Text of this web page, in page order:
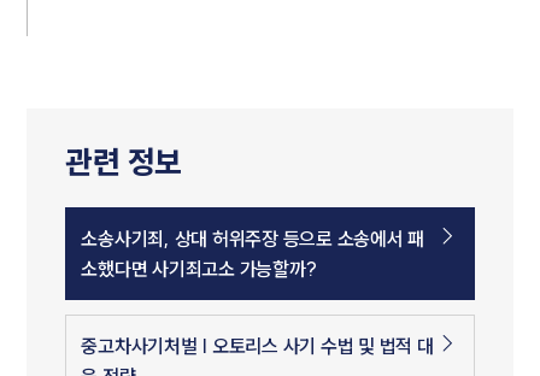
관련 정보
소송사기죄, 상대 허위주장 등으로 소송에서 패
소했다면 사기죄고소 가능할까?
중고차사기처벌 | 오토리스 사기 수법 및 법적 대